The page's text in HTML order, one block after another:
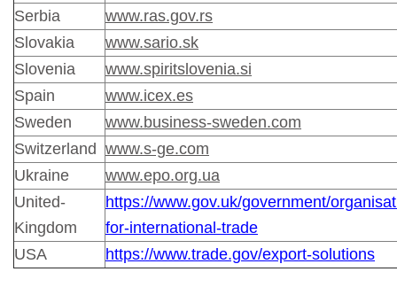
Serbia
www.ras.gov.rs
Slovakia
www.sario.sk
Slovenia
www.spiritslovenia.si
Spain
www.icex.es
Sweden
www.business-sweden.com
Switzerland www.s-ge.com
Ukraine
www.epo.org.ua
United-
Kingdom
https://www.gov.uk/government/
for-international-trade
USA
https://www.trade.gov/export-solutions